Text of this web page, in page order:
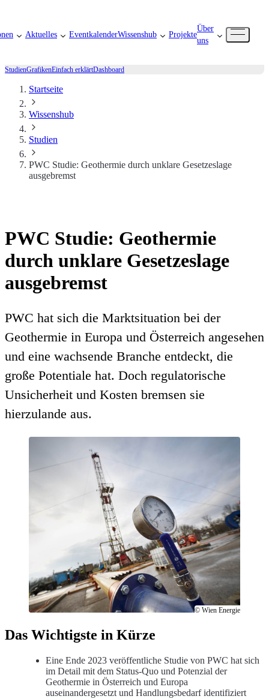
Aktuelles EventkalenderWissenshub Projekte
Über
uns
StudienGrafikenEinfach erklärtDashboard
Startseite
Wissenshub
Studien
PWC Studie: Geothermie durch unklare Gesetzeslage
ausgebremst
PWC Studie: Geothermie
durch unklare Gesetzeslage
ausgebremst
PWC hat sich die Marktsituation bei der
Geothermie in Europa und Österreich angesehen
und eine wachsende Branche entdeckt, die
große Potentiale hat. Doch regulatorische
Unsicherheit und Kosten bremsen sie
hierzulande aus.
© Wien Energie
Das Wichtigste in Kürze
Eine Ende 2023 veröffentliche Studie von PWC hat sich
im Detail mit dem Status-Quo und Potenzial der
Geothermie in Österreich und Europa
auseinandergesetzt und Handlungsbedarf identifiziert